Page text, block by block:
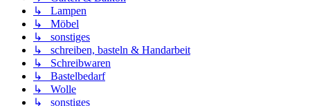
↳ Lampen
↳ Möbel
↳ sonstiges
↳ schreiben, basteln & Handarbeit
↳ Schreibwaren
↳ Bastelbedarf
↳ Wolle
↳ sonstiges